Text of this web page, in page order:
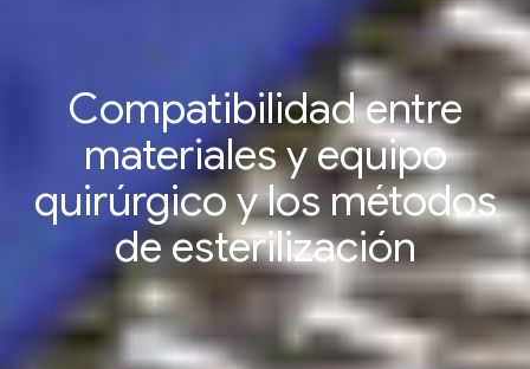
Compatibilidad entre
materiales y equipo
quirúrgico y los métodos
de esterilización